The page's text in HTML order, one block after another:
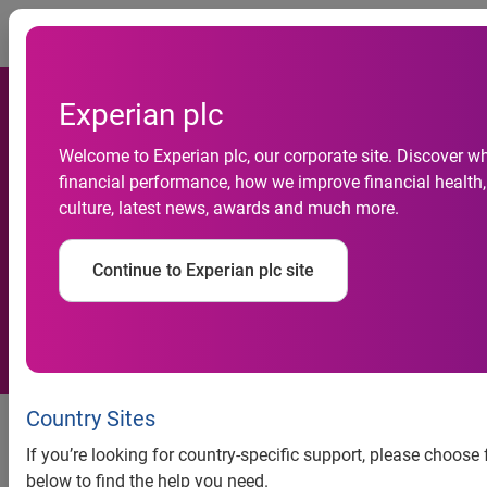
Experian plc
Welcome to Experian plc, our corporate site. Discover
financial performance, how we improve financial
culture, latest news, awards and much more.
Continue to Experian plc site
Country Sites
If you’re looking for country-specific support, please
below to find the help you need.
Pedidos de falência abrem o
segundo semestre em alta,
revela indicador da Serasa
Experian
Pedidos de falência abrem o
segundo semestre em alta, revela